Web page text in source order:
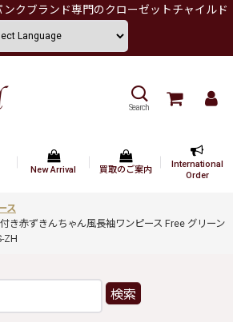
クブランド専門のクローゼットチャイルド
Search
New Arrival 買取のご案内
International
Order
ス
き赤ずきんちゃん風長袖ワンピース Free グリーン
ZH
検索